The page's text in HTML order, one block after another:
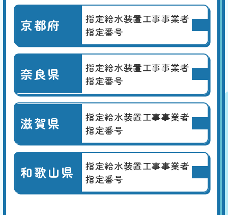
京都府
指定給水装置工事事業者
指定番号
奈良県
指定給水装置工事事業者
指定番号
滋賀県
指定給水装置工事事業者
指定番号
和歌山県
指定給水装置工事事業者
指定番号